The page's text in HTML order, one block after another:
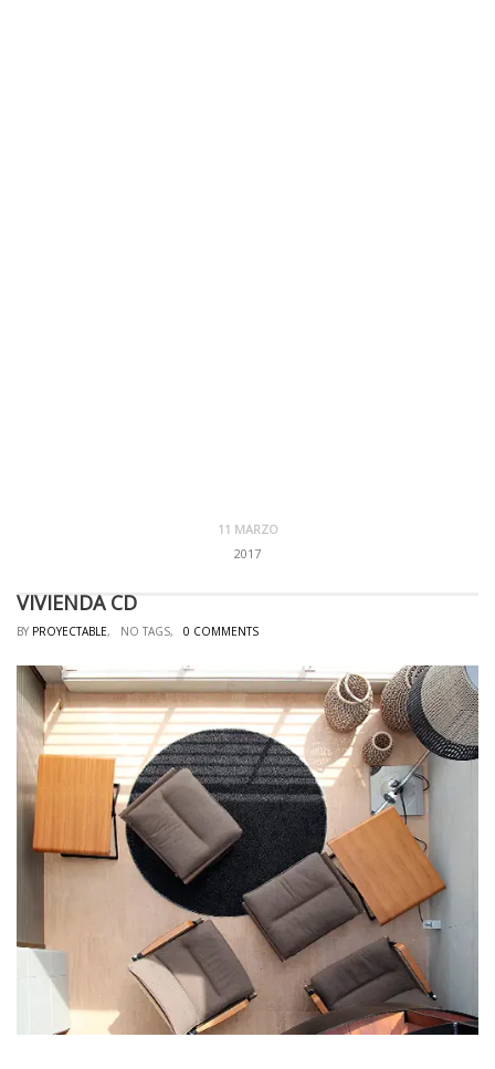
11 MARZO
2017
VIVIENDA CD
BY PROYECTABLE, NO TAGS, 0 COMMENTS